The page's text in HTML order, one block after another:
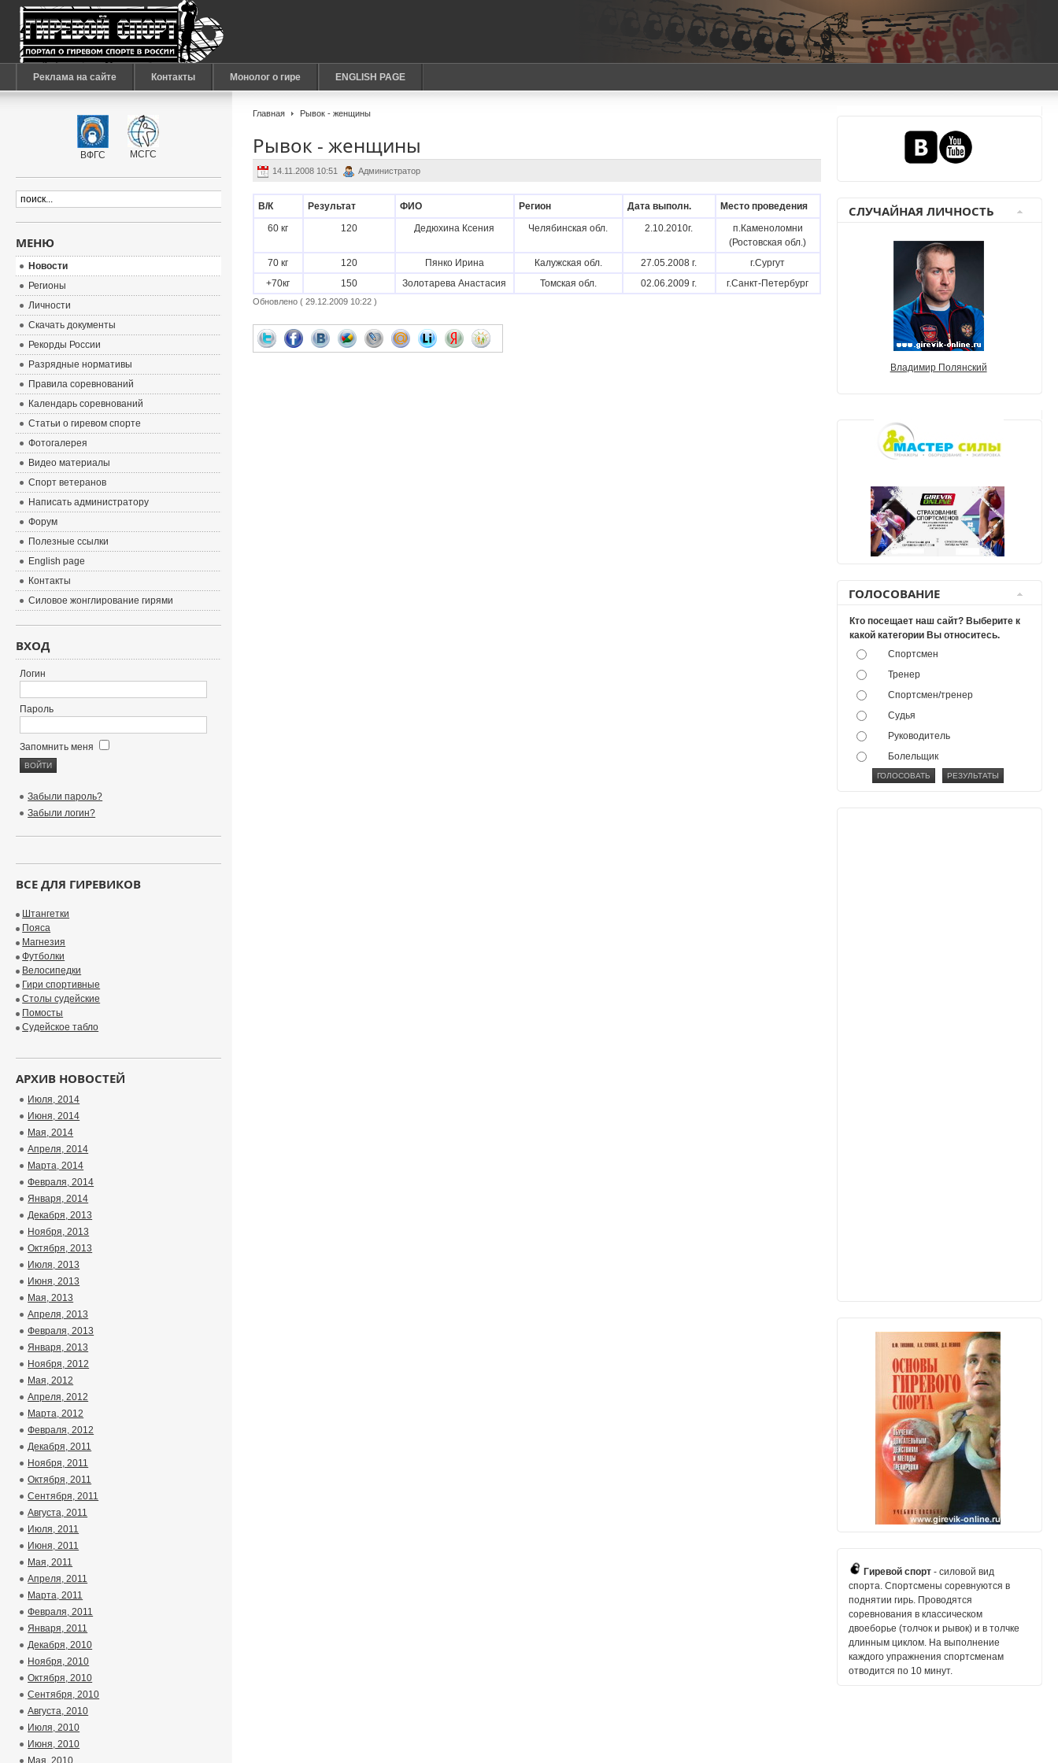
Реклама на сайте Контакты Монолог о гире ENGLISH PAGE
Главная Рывок - женщины
Рывок - женщины
14.11.2008 10:51 Администратор
В/К Результат ФИО Регион Дата выполн.
Место проведения
60 кг
120 Дедюхина Ксения Челябинская обл. 2.10.2010г.
п.Каменоломни
(Ростовская обл.)
70 кг
120 Пянко Ирина Калужская обл. 27.05.2008 г.
г.Сургут
+70кг
150 Золотарева Анастасия Томская обл. 02.06.2009 г. г.Санкт-Петербург
Обновлено ( 29.12.2009 10:22 )
ВФГС МСГС
МЕНЮ
Новости
Регионы
Личности
Скачать документы
Рекорды России
Разрядные нормативы
Правила соревнований
Календарь соревнований
Статьи о гиревом спорте
Фотогалерея
Видео материалы
Спорт ветеранов
Написать администратору
Форум
Полезные ссылки
English page
Контакты
Силовое жонглирование гирями
ВХОД
Логин
Пароль
Запомнить меня
Забыли пароль?
Забыли логин?
ВСЕ ДЛЯ ГИРЕВИКОВ
Штангетки
Пояса
Магнезия
Футболки
Велосипедки
Гири спортивные
Столы судейские
Помосты
Судейское табло
АРХИВ НОВОСТЕЙ
Июля, 2014
Июня, 2014
Мая, 2014
Апреля, 2014
Марта, 2014
Февраля, 2014
Января, 2014
Декабря, 2013
Ноября, 2013
Октября, 2013
Июля, 2013
Июня, 2013
Мая, 2013
Апреля, 2013
Февраля, 2013
Января, 2013
Ноября, 2012
Мая, 2012
Апреля, 2012
Марта, 2012
Февраля, 2012
Декабря, 2011
Ноября, 2011
Октября, 2011
Сентября, 2011
Августа, 2011
Июля, 2011
Июня, 2011
Мая, 2011
Апреля, 2011
Марта, 2011
Февраля, 2011
Января, 2011
Декабря, 2010
Ноября, 2010
Октября, 2010
Сентября, 2010
Августа, 2010
Июля, 2010
Июня, 2010
Мая, 2010
СЛУЧАЙНАЯ ЛИЧНОСТЬ
Владимир Полянский
ГОЛОСОВАНИЕ
Кто посещает наш сайт? Выберите к
какой категории Вы относитесь.
Спортсмен
Тренер
Спортсмен/тренер
Судья
Руководитель
Болельщик
Гиревой спорт - силовой вид
спорта. Спортсмены соревнуются в
поднятии гирь. Проводятся
соревнования в классическом
двоеборье (толчок и рывок) и в толчке
длинным циклом. На выполнение
каждого упражнения спортсменам
отводится по 10 минут.